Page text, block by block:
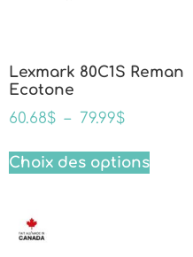
Lexmark 80C1S Reman
Ecotone
60.68$ – 79.99$
Choix des options